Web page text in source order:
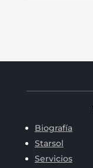
Biografía
Starsol
Servicios